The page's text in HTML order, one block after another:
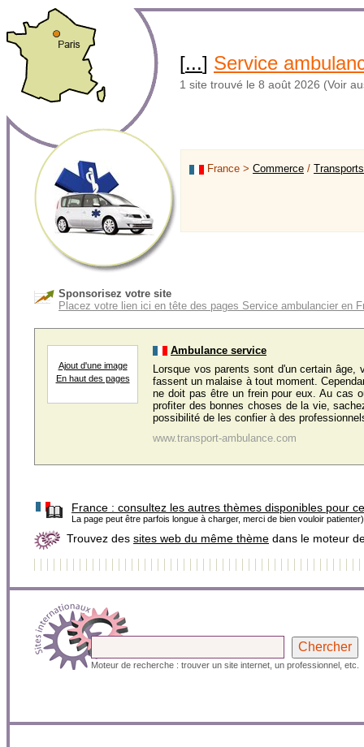
[...] Service
1 site trouvé le 8 août 2026 (Voir
France > Commerce / Transports
Sponsorisez votre site
Placez votre lien ici en tête des pages Service ambulancier en
Ajout d'une image
En haut des pages
Ambulance service
Lorsque vos parents sont d'un certain âge,
fassent un malaise à tout moment.
ne doit pas être un frein pour eux. Au cas
profiter des bonnes choses de la vie,
possibilité de les confier à des
www.transport-ambulance.com
France : consultez les autres thèmes disponibles pour
La page peut être parfois longue à charger, merci de bien vouloir patienter)
Trouvez des sites web du même thème dans le moteur
Moteur de recherche : trouver un site internet, un professionnel, etc.